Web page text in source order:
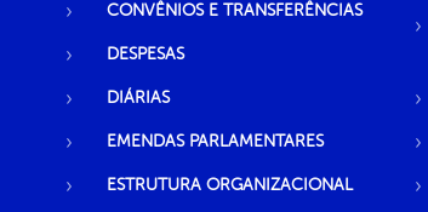
CONVÊNIOS E TRANSFERÊNCIAS
DESPESAS
DIÁRIAS
EMENDAS PARLAMENTARES
ESTRUTURA ORGANIZACIONAL